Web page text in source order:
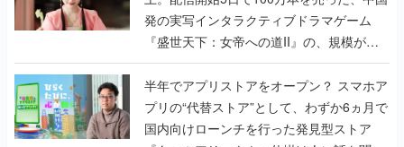
発の実写インタラクティブドラマゲーム
『盛世天下：女帝への道II』の、規模が違
うこだわりをプロデューサーに聞いた
半年でアプリストアをオープン？ スマホア
プリの“代替ストア”として、わずか6ヵ月で
国内向けローンチを行った発見型ストア